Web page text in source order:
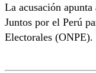
La acusación apunta
Juntos por el Perú
Electorales (ONPE).